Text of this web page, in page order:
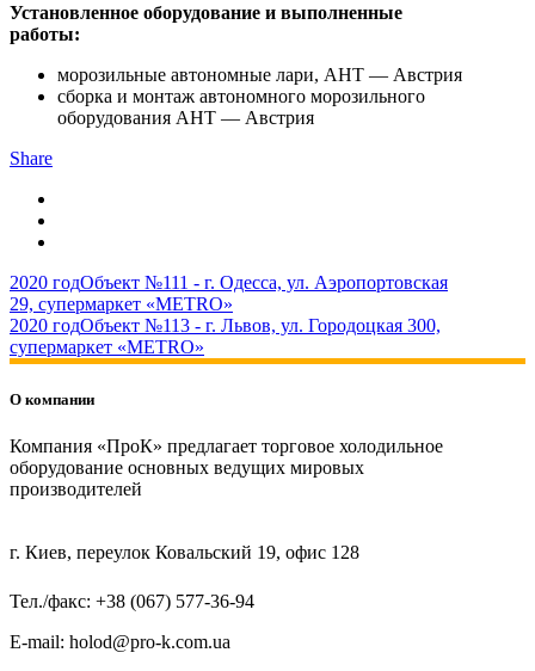
Установленное оборудование и выполненные
работы:
морозильные автономные лари, AHT — Австрия
сборка и монтаж автономного морозильного
оборудования AHT — Австрия
Share
2020 годОбъект №111 - г. Одесса, ул. Аэропортовская
29, супермаркет «METRO»
2020 годОбъект №113 - г. Львов, ул. Городоцкая 300,
супермаркет «METRO»
О компании
Компания «ПроК» предлагает торговое холодильное
оборудование основных ведущих мировых
производителей
г. Киев, переулок Ковальский 19, офис 128
Тел./факс: +38 (067) 577-36-94
E-mail: holod@pro-k.com.ua